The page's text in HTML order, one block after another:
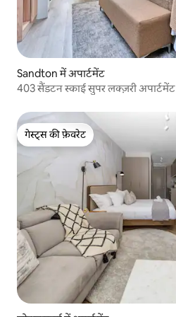
Sandton में अपार्टमेंट
403 सैंडटन स्काई सुपर लक्ज़री अपार्टमेंट
गेस्ट्स की फ़ेवरेट
गेस्ट्स की फ़ेवरेट